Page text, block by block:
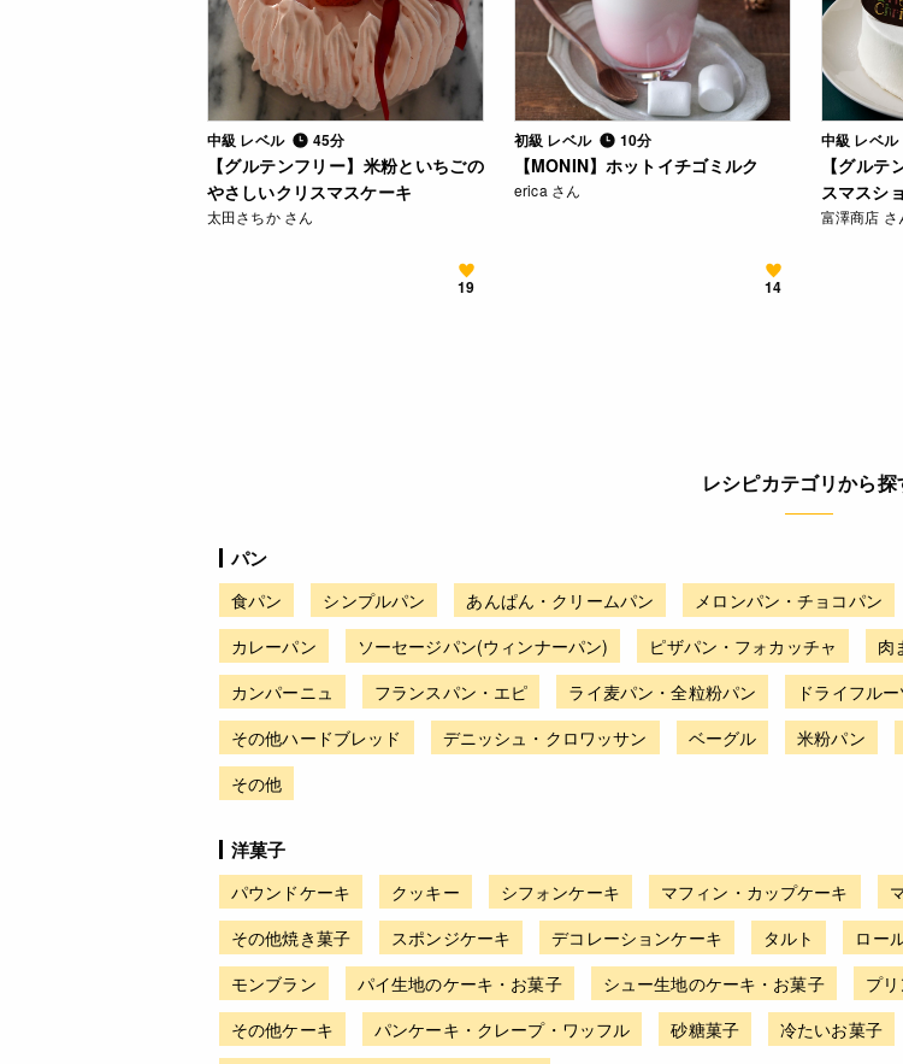
中級 レベル 45分
【グルテンフリー】米粉といちごの
やさしいクリスマスケーキ
太田さちか さん
19
初級 レベル 10分
【MONIN】ホットイチゴミルク
erica さん
14
中級 レベル
【グルテ
スマスシ
富澤商店 さ
レシピカテゴリから探
パン
食パン シンプルパン あんぱん・クリームパン メロンパン・チョコパン
カレーパン
ソーセージパン(ウィンナーパン) ピザパン・フォカッチャ 肉
カンパーニュ
フランスパン・エピ ライ麦パン・全粒粉パン ドライフル
その他ハードブレッド
デニッシュ・クロワッサン ベーグル 米粉パン
その他
洋菓子
パウンドケーキ クッキー シフォンケーキ マフィン・カップケーキ
その他焼き菓子
スポンジケーキ デコレーションケーキ タルト ロー
モンブラン
パイ生地のケーキ・お菓子 シュー生地のケーキ・お菓子 プ
その他ケーキ
パンケーキ・クレープ・ワッフル 砂糖菓子 冷たいお菓子